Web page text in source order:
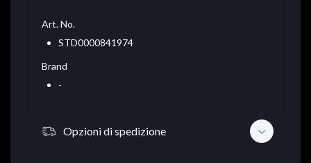
Art. No.
STD0000841974
Brand
-
Opzioni di spedizione